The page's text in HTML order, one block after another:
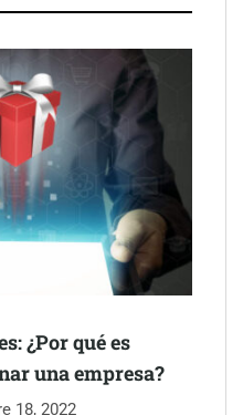
el primer semestre de 2026
espacios de la
¿Por qué es
una empresa?
18, 2022